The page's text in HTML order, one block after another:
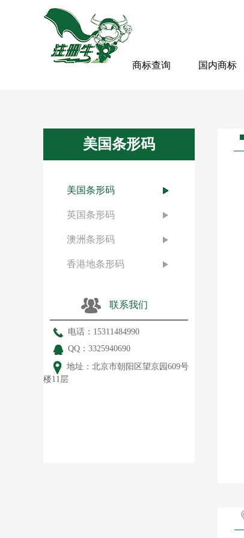
商标查询 国内商标
美国条形码
美国条形码
英国条形码
澳洲条形码
香港地条形码
联系我们
电话：15311484990
QQ：3325940690
地址：北京市朝阳区望京园609号
楼11层